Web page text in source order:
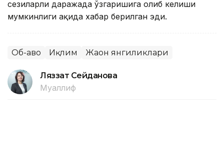
сезиларли даражада ўзгаришига олиб келиши
мумкинлиги ҳақида хабар берилган эди.
Об-ҳаво Иқлим Жаҳон янгиликлари
Ляззат Сейданова
Муаллиф